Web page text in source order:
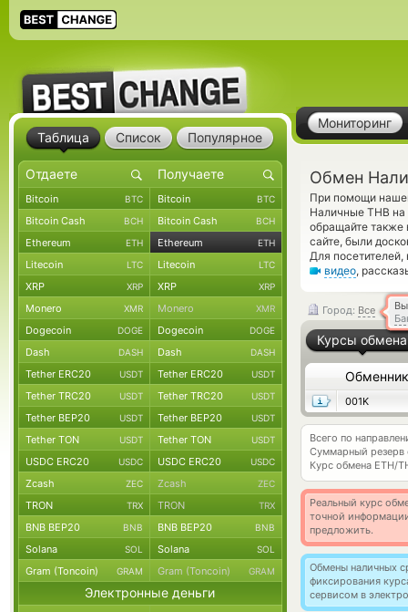
Мониторинг
Обмен
При помощи
Наличные THB на
обращайте также
сайте, были
Для
видео,
Город: Все
Курсы обмена
Обменник
001K
Всего по
Суммарный резерв
Курс обмена ETH/
Реальный курс
точной
предложить.
Обмены наличных
фиксирования
сервисом в
Таблица Список Популярное
Bitcoin BTC Bitcoin BTC
Bitcoin Cash BCH Bitcoin Cash BCH
Ethereum ETH Ethereum ETH
Litecoin LTC Litecoin LTC
XRP XRP XRP XRP
Monero XMR Monero XMR
Dogecoin DOGE Dogecoin DOGE
Dash DASH Dash DASH
Tether ERC20 USDT Tether ERC20 USDT
Tether TRC20 USDT Tether TRC20 USDT
Tether BEP20 USDT Tether BEP20 USDT
Tether TON USDT Tether TON USDT
USDC ERC20 USDC USDC ERC20 USDC
Zcash ZEC Zcash ZEC
TRON TRX TRON TRX
BNB BEP20 BNB BNB BEP20 BNB
Solana SOL Solana SOL
Gram (Toncoin) GRAM Gram (Toncoin) GRAM
Электронные деньги